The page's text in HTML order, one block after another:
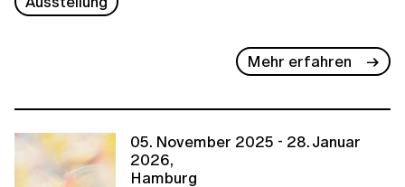
Mehr erfahren
05. November 2025 - 28. Januar
2026,
Hamburg